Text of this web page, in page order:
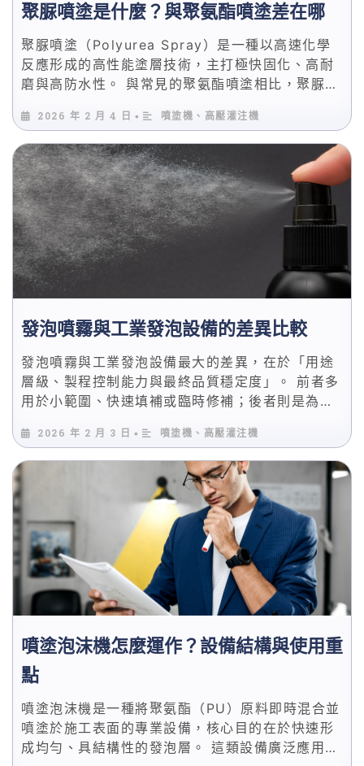
聚脲噴塗是什麼？與聚氨酯噴塗差在哪
聚脲噴塗（Polyurea Spray）是一種以高速化學
反應形成的高性能塗層技術，主打極快固化、高耐
磨與高防水性。 與常見的聚氨酯噴塗相比，聚脲並
要求與應用場景都完全不同的一條技術路線。 對於
需要防水、防蝕、耐衝擊或快速施工的工業與工程
應用而言，是否選擇聚脲噴塗，關鍵不在價格，而
在於使用情境是否真的需要聚脲的性能等級。
2026 年 2 月 4 日 • 噴塗機、高壓灌注機
發泡噴霧與工業發泡設備的差異比較
發泡噴霧與工業發泡設備最大的差異，在於「用途
層級、製程控制能力與最終品質穩定度」。 前者多
用於小範圍、快速填補或臨時修補；後者則是為了
正在評估 PU 發泡相關應用，這兩者的差異會直接
影響成本、風險與成品一致性。 本文將從工程與製
程角度，系統性比較發泡噴霧與工業發泡設備的核
心差異，協助你判斷什麼情況下可以「簡單用」、
什麼情況下必須「導入系統級設備」，避免選錯方
案造成後續隱性成本。
2026 年 2 月 3 日 • 噴塗機、高壓灌注機
噴塗泡沫機怎麼運作？設備結構與使用重
點
噴塗泡沫機是一種將聚氨酯（PU）原料即時混合並
噴塗於施工表面的專業設備，核心目的在於快速形
成均勻、具結構性的發泡層。 這類設備廣泛應用於